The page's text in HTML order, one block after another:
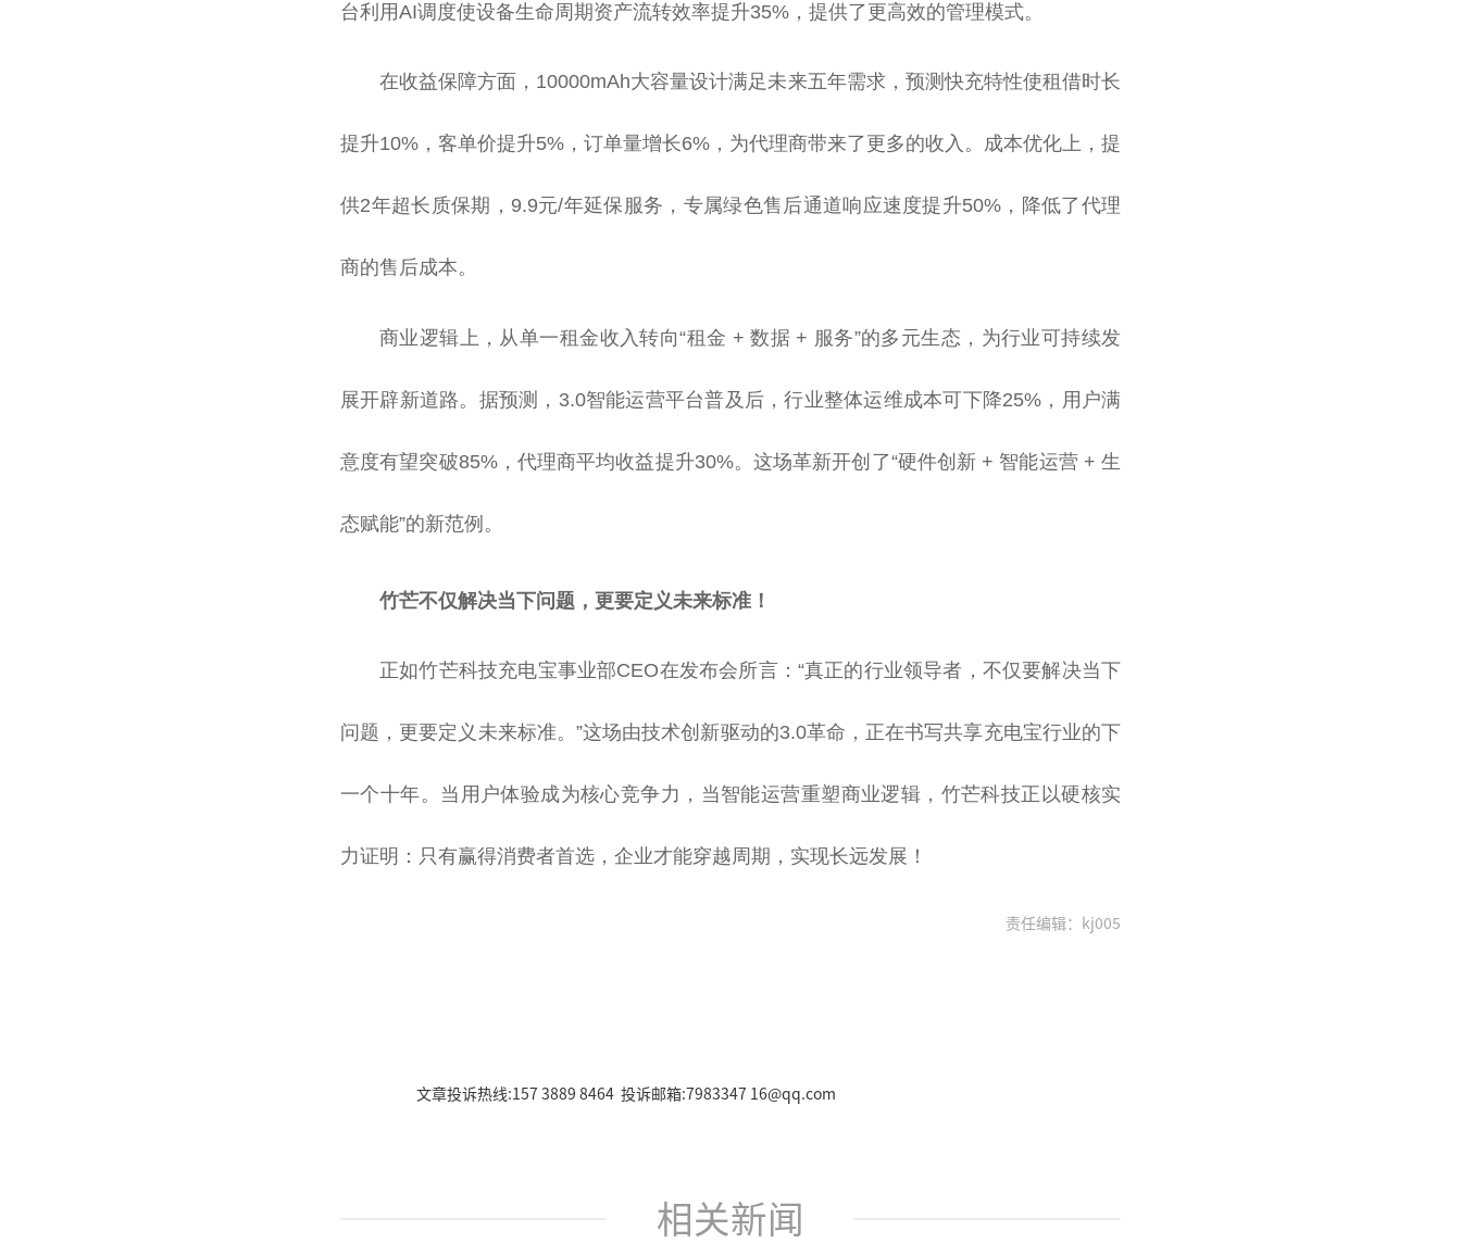
台利用AI调度使设备生命周期资产流转效率提升35%，提供了更高效的管理模式。
在收益保障方面，10000mAh大容量设计满足未来五年需求，预测快充特性使租借时长
提升10%，客单价提升5%，订单量增长6%，为代理商带来了更多的收入。成本优化上，提
供2年超长质保期，9.9元/年延保服务，专属绿色售后通道响应速度提升50%，降低了代理
商的售后成本。
商业逻辑上，从单一租金收入转向“租金 + 数据 + 服务”的多元生态，为行业可持续发
展开辟新道路。据预测，3.0智能运营平台普及后，行业整体运维成本可下降25%，用户满
意度有望突破85%，代理商平均收益提升30%。这场革新开创了“硬件创新 + 智能运营 + 生
态赋能”的新范例。
竹芒不仅解决当下问题，更要定义未来标准！
正如竹芒科技充电宝事业部CEO在发布会所言：“真正的行业领导者，不仅要解决当下
问题，更要定义未来标准。”这场由技术创新驱动的3.0革命，正在书写共享充电宝行业的下
一个十年。当用户体验成为核心竞争力，当智能运营重塑商业逻辑，竹芒科技正以硬核实
力证明：只有赢得消费者首选，企业才能穿越周期，实现长远发展！
责任编辑：kj005
文章投诉热线:157 3889 8464 投诉邮箱:7983347 16@qq.com
相关新闻